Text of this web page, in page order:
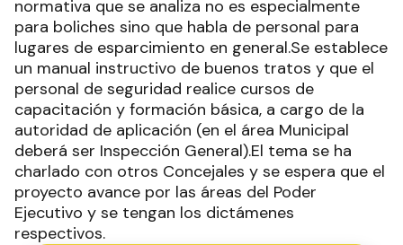
normativa que se analiza no es especialmente
para boliches sino que habla de personal para
lugares de esparcimiento en general.Se establece
un manual instructivo de buenos tratos y que el
personal de seguridad realice cursos de
capacitación y formación básica, a cargo de la
autoridad de aplicación (en el área Municipal
deberá ser Inspección General).El tema se ha
charlado con otros Concejales y se espera que el
proyecto avance por las áreas del Poder
Ejecutivo y se tengan los dictámenes
respectivos.